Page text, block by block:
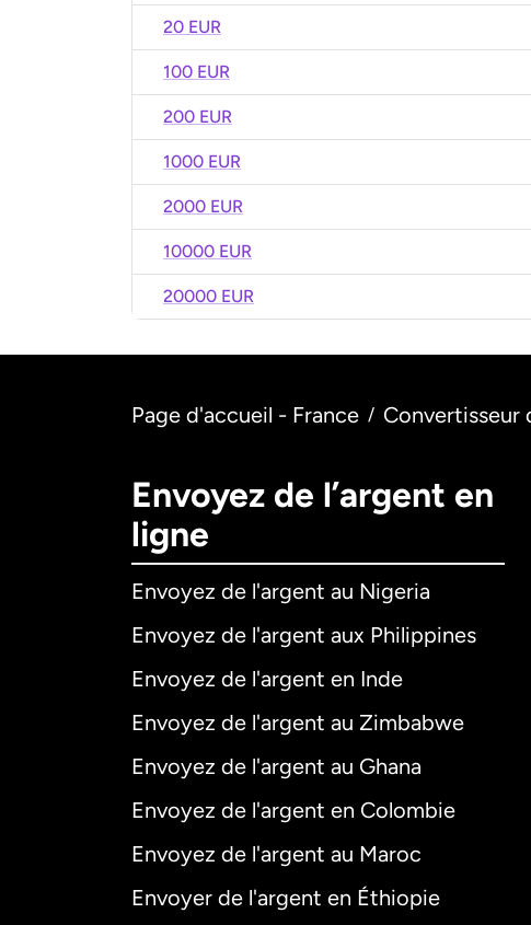
20 EUR
100 EUR
200 EUR
1000 EUR
2000 EUR
10000 EUR
20000 EUR
Page d'accueil - France / Convertisseur
Envoyez de l’argent en
ligne
Envoyez de l'argent au Nigeria
Envoyez de l'argent aux Philippines
Envoyez de l'argent en Inde
Envoyez de l'argent au Zimbabwe
Envoyez de l'argent au Ghana
Envoyez de l'argent en Colombie
Envoyez de l'argent au Maroc
Envoyer de l'argent en Éthiopie